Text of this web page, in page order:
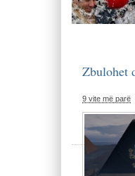
Zbulohet
9 vite më parë